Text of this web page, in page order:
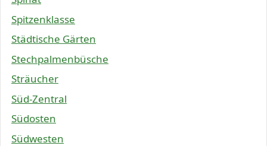
Spitzenklasse
Städtische Gärten
Stechpalmenbüsche
Sträucher
Süd-Zentral
Südosten
Südwesten